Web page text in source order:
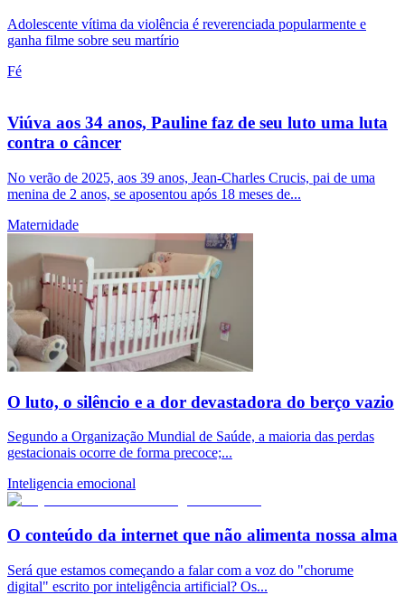
Adolescente vítima da violência é reverenciada popularmente e
ganha filme sobre seu martírio
Fé
Viúva aos 34 anos, Pauline faz de seu luto uma luta
contra o câncer
No verão de 2025, aos 39 anos, Jean-Charles Crucis, pai de uma
menina de 2 anos, se aposentou após 18 meses de...
Maternidade
O luto, o silêncio e a dor devastadora do berço vazio
Segundo a Organização Mundial de Saúde, a maioria das perdas
gestacionais ocorre de forma precoce;...
Inteligencia emocional
O conteúdo da internet que não alimenta nossa alma
Será que estamos começando a falar com a voz do "chorume
digital" escrito por inteligência artificial? Os...